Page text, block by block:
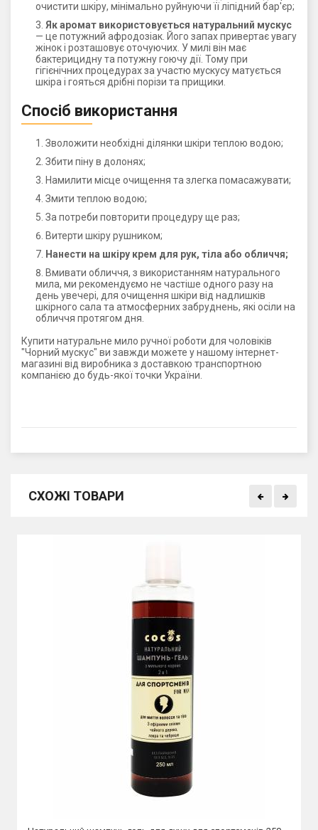
очистити шкіру, мінімально руйнуючи її ліпідний бар'єр;
Як аромат використовується натуральний мускус
— це потужний афродозіак. Його запах привертає увагу
жінок і розташовує оточуючих. У милі він має
бактерицидну та потужну гоючу дії. Тому при
гігієнічних процедурах за участю мускусу матується
шкіра і гояться дрібні порізи та прищики.
Спосіб використання
Зволожити необхідні ділянки шкіри теплою водою;
Збити піну в долонях;
Намилити місце очищення та злегка помасажувати;
Змити теплою водою;
За потреби повторити процедуру ще раз;
Витерти шкіру рушником;
Нанести на шкіру крем для рук, тіла або обличчя;
Вмивати обличчя, з використанням натурального
мила, ми рекомендуємо не частіше одного разу на
день увечері, для очищення шкіри від надлишків
шкірного сала та атмосферних забруднень, які осіли на
обличчя протягом дня.
Купити натуральне мило ручної роботи для чоловіків
"Чорний мускус" ви завжди можете у нашому інтернет-
магазині від виробника з доставкою транспортною
компанією до будь-якої точки України.
СХОЖІ ТОВАРИ